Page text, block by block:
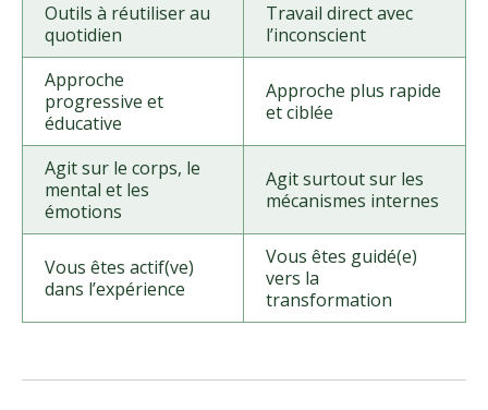
Outils à réutiliser au
quotidien
Travail direct avec
l’inconscient
Approche
progressive et
éducative
Approche plus rapide
et ciblée
Agit sur le corps, le
mental et les
émotions
Agit surtout sur les
mécanismes internes
Vous êtes actif(ve)
dans l’expérience
Vous êtes guidé(e)
vers la
transformation